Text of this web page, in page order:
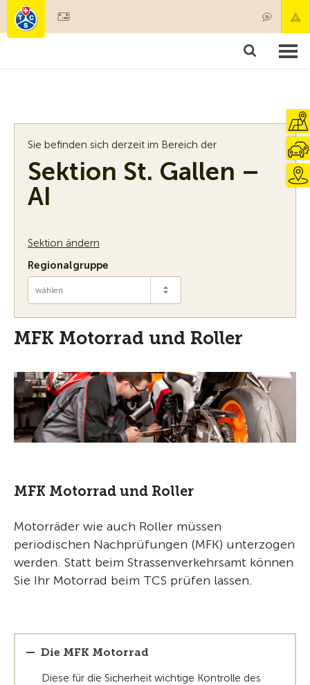
Mitgliedschaft & Leistungen
Sie befinden sich derzeit im Bereich der
Sektion St. Gallen –
AI
Sektion ändern
Regionalgruppe
wählen
MFK Motorrad und Roller
MFK Motorrad und Roller
Motorräder wie auch Roller müssen
periodischen Nachprüfungen (MFK) unterzogen
werden. Statt beim Strassenverkehrsamt können
Sie Ihr Motorrad beim TCS prüfen lassen.
Die MFK Motorrad
Diese für die Sicherheit wichtige Kontrolle des